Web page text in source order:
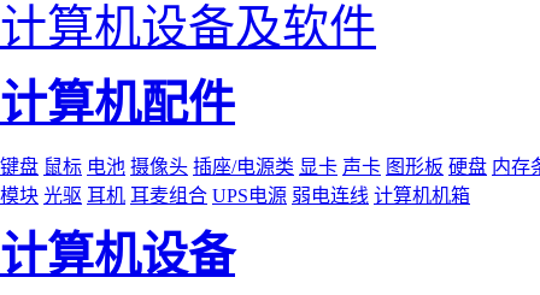
计算机设备及软件
计算机配件
键盘 鼠标 电池 摄像头 插座/电源类 显卡 声卡 图形板 硬盘 内存
模块 光驱 耳机 耳麦组合 UPS电源 弱电连线 计算机机箱
计算机设备